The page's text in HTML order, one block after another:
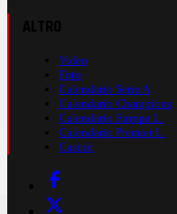
Video
Foto
Calendario Serie A
Calendario Champions
Calendario Europa L.
Calendario Premier L.
Casinò